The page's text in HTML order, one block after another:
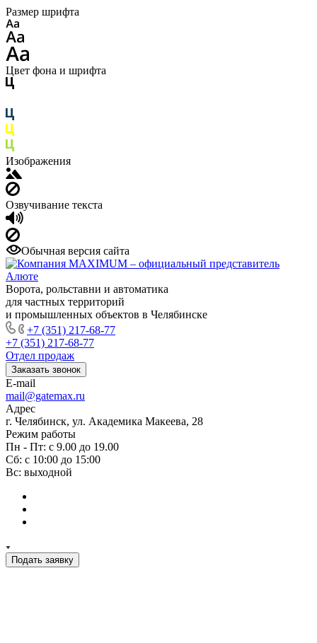
Размер шрифта
Цвет фона и шрифта
Изображения
Озвучивание текста
Обычная версия сайта
Ворота, рольставни и автоматика
для частных территорий
и промышленных объектов в Челябинске
+7 (351) 217-68-77
+7 (351) 217-68-77
Отдел продаж
Заказать звонок
E-mail
mail@gatemax.ru
Адрес
г. Челябинск, ул. Академика Макеева, 28
Режим работы
Пн - Пт: с 9.00 до 19.00
Сб: с 10:00 до 15:00
Вс: выходной
Подать заявку